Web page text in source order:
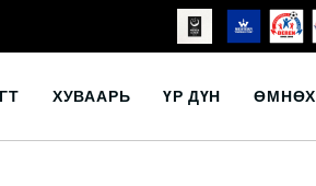
ХУВААРЬ ҮР ДҮН ӨМНӨХ